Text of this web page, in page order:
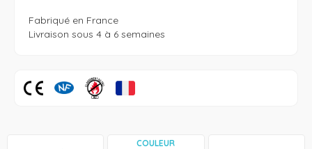
Fabriqué en France
Livraison sous 4 à 6 semaines
COULEUR